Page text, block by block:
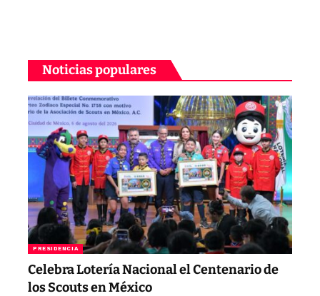
Noticias populares
PRESIDENCIA
Celebra Lotería Nacional el Centenario de
los Scouts en México